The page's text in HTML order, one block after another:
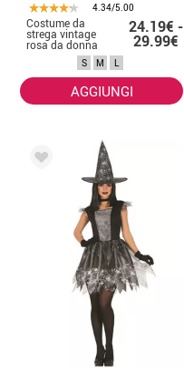
4.34/5.00
Costume da
strega vintage
rosa da donna
24.19€ -
29.99€
S M L
AGGIUNGI